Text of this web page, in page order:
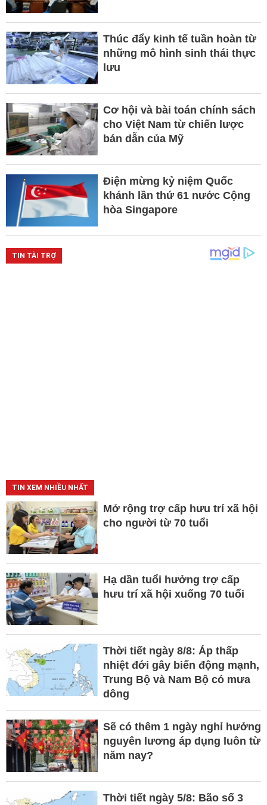
Thúc đẩy kinh tế tuần hoàn từ
những mô hình sinh thái thực
lưu
Cơ hội và bài toán chính sách
cho Việt Nam từ chiến lược
bán dẫn của Mỹ
Điện mừng kỷ niệm Quốc
khánh lần thứ 61 nước Cộng
hòa Singapore
TIN XEM NHIỀU NHẤT
Mở rộng trợ cấp hưu trí xã hội
cho người từ 70 tuổi
Hạ dần tuổi hưởng trợ cấp
hưu trí xã hội xuống 70 tuổi
Thời tiết ngày 8/8: Áp thấp
nhiệt đới gây biển động mạnh,
Trung Bộ và Nam Bộ có mưa
dông
Sẽ có thêm 1 ngày nghỉ hưởng
nguyên lương áp dụng luôn từ
năm nay?
Thời tiết ngày 5/8: Bão số 3